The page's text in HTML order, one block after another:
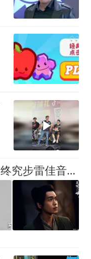
张若昀37岁坐轮椅现身，终究步雷佳音后尘，财富再多有何用